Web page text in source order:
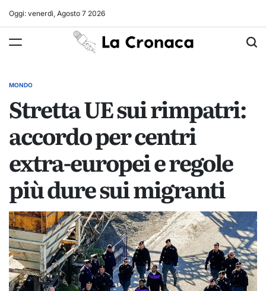
Oggi: venerdì, Agosto 7 2026
La
Cronaca
POSTED
MONDO
Stretta UE sui rimpatri:
accordo per centri
extra-europei e regole
più dure sui migranti